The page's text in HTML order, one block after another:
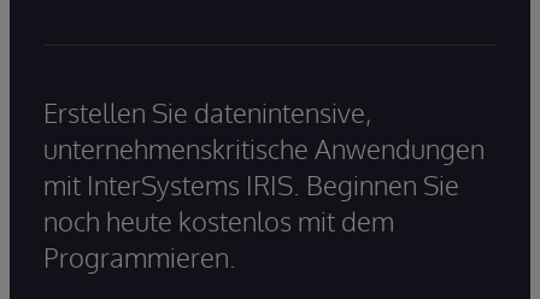
Erstellen Sie datenintensive,
unternehmenskritische Anwendungen
mit InterSystems IRIS. Beginnen Sie
noch heute kostenlos mit dem
Programmieren.